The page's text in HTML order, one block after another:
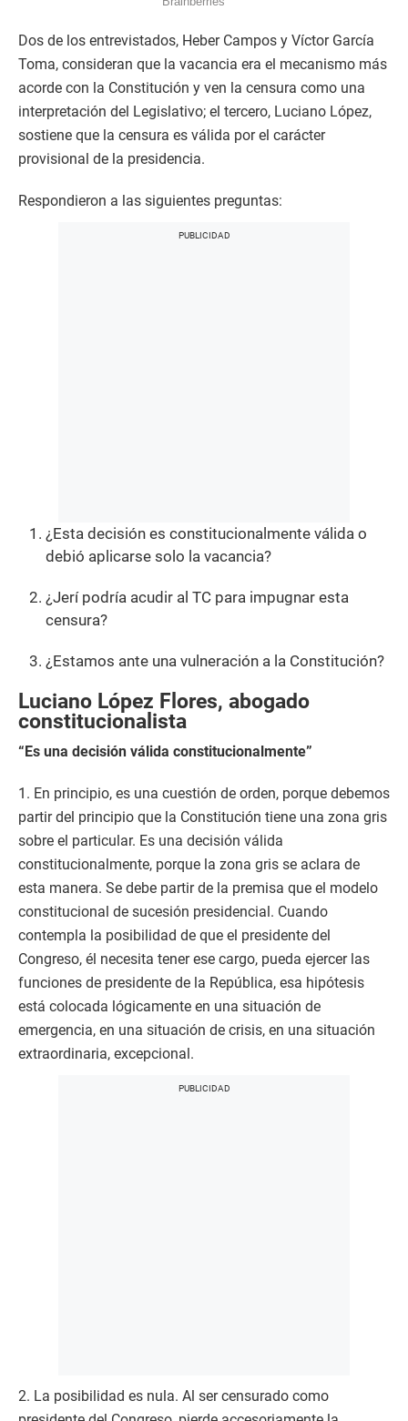
Dos de los entrevistados, Heber Campos y Víctor García
Toma, consideran que la vacancia era el mecanismo más
acorde con la Constitución y ven la censura como una
interpretación del Legislativo; el tercero, Luciano López,
sostiene que la censura es válida por el carácter
provisional de la presidencia.
Respondieron a las siguientes preguntas:
¿Esta decisión es constitucionalmente válida o
debió aplicarse solo la vacancia?
¿Jerí podría acudir al TC para impugnar esta
censura?
¿Estamos ante una vulneración a la Constitución?
Luciano López Flores, abogado
constitucionalista
“Es una decisión válida constitucionalmente”
1. En principio, es una cuestión de orden, porque debemos
partir del principio que la Constitución tiene una zona gris
sobre el particular. Es una decisión válida
constitucionalmente, porque la zona gris se aclara de
esta manera. Se debe partir de la premisa que el modelo
constitucional de sucesión presidencial. Cuando
contempla la posibilidad de que el presidente del
Congreso, él necesita tener ese cargo, pueda ejercer las
funciones de presidente de la República, esa hipótesis
está colocada lógicamente en una situación de
emergencia, en una situación de crisis, en una situación
extraordinaria, excepcional.
2. La posibilidad es nula. Al ser censurado como